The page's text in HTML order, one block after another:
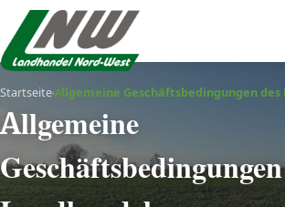
Startseite›Allgemeine Geschäftsbedingungen des
Allgemeine